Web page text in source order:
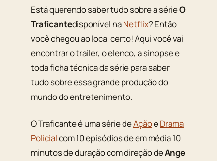
Está querendo saber tudo sobre a sérieO
Traficantedisponível naNetflix? Então
você chegou ao local certo! Aqui você vai
encontrar o trailer, o elenco, a sinopse e
toda ficha técnica da série para saber
tudo sobre essa grande produção do
mundo do entretenimento.
O Traficante é uma série deAçãoeDrama
Policialcom 10 episódios de em média 10
minutos de duração com direção deAnge